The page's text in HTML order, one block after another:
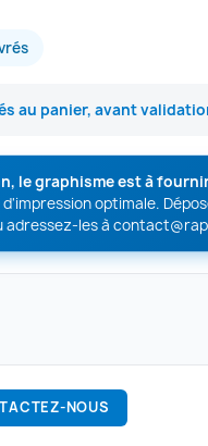
au panier, avant
le graphisme est à
optimale.
adressez-les à
NOUS